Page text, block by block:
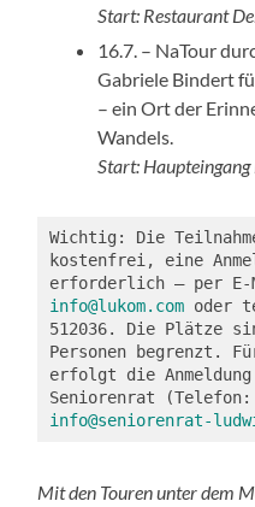
Start: Restaurant
16.7. – NaTour
Gabriele Bindert
– ein Ort der
Wandels.
Start:
Wichtig: Die
kostenfrei, eine
erforderlich – per E-
info@lukom.com oder
512036. Die Plätze
Personen begrenzt.
erfolgt die
info@seniorenrat-
Mit den Touren unter dem